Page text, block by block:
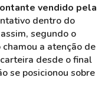
vendido pela
dentro do
segundo o
a atenção de
desde o final
se posicionou sobre